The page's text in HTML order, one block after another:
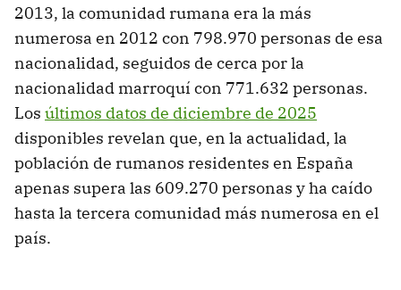
2013, la comunidad rumana era la más
numerosa en 2012 con 798.970 personas de esa
nacionalidad, seguidos de cerca por la
nacionalidad marroquí con 771.632 personas.
Los últimos datos de diciembre de 2025
disponibles revelan que, en la actualidad, la
población de rumanos residentes en España
apenas supera las 609.270 personas y ha caído
hasta la tercera comunidad más numerosa en el
país.